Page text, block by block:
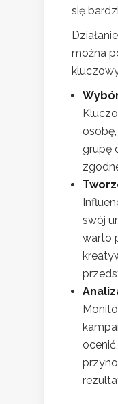
się
można
grupę
swój
warto